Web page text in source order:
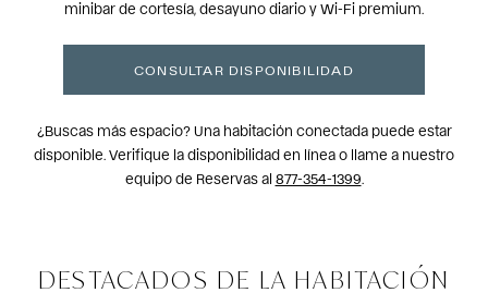
minibar de cortesía, desayuno diario y Wi-Fi premium.
CONSULTAR DISPONIBILIDAD
¿Buscas más espacio? Una habitación conectada puede estar
disponible. Verifique la disponibilidad en línea o llame a nuestro
equipo de Reservas al 877-354-1399
DESTACADOS DE LA HABITACIÓN